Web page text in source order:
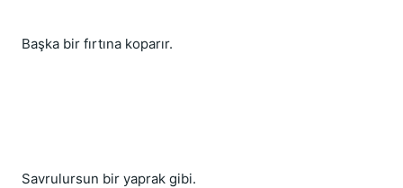
Başka bir fırtına koparır.
Savrulursun bir yaprak gibi.